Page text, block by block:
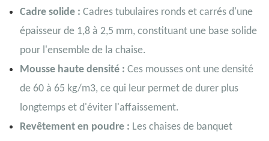
Cadre solide : Cadres tubulaires ronds et carrés d'une
épaisseur de 1,8 à 2,5 mm, constituant une base solide
pour l'ensemble de la chaise.
Mousse haute densité : Ces mousses ont une densité
de 60 à 65 kg/m3, ce qui leur permet de durer plus
longtemps et d'éviter l'affaissement.
Revêtement en poudre : Les chaises de banquet